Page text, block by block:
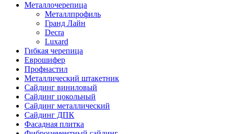
Металлочерепица
Металлпрофиль
Гранд Лайн
Decra
Luxard
Гибкая черепица
Еврошифер
Профнастил
Металлический штакетник
Сайдинг виниловый
Сайдинг цокольный
Сайдинг металлический
Сайдинг ДПК
Фасадная плитка